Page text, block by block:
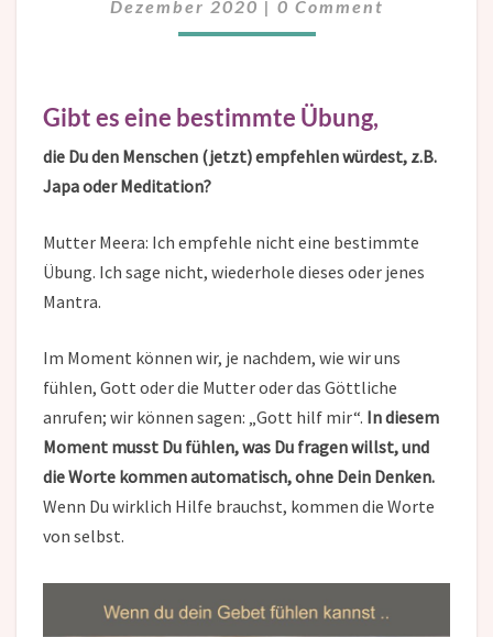
Dezember 2020 | 0 Comment
Gibt es eine bestimmte Übung,
die Du den Menschen (jetzt)empfehlen würdest, z.B.
Japa oder Meditation?
Mutter Meera: Ich empfehle nicht eine bestimmte
Übung. Ich sage nicht, wiederhole dieses oder jenes
Mantra.
Im Moment können wir, je nachdem, wie wir uns
fühlen, Gott oder die Mutter oder das Göttliche
anrufen; wir können sagen: „Gott hilf mir“. In diesem
Moment musst Du fühlen, was Du fragen willst, und
die Worte kommen automatisch, ohne Dein Denken.
Wenn Du wirklich Hilfe brauchst, kommen die Worte
von selbst.